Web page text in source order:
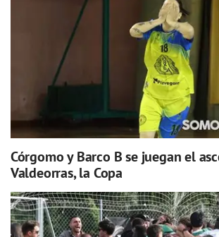
Córgomo y Barco B se juegan el
Valdeorras, la Copa